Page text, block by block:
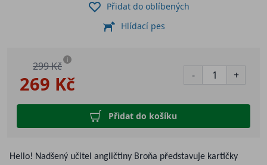
269 Kč
299 Kč i
- +
Přidat do košíku
Přidat do oblíbených
Hlídací pes
Hello! Nadšený učitel angličtiny Broňa představuje kartičky